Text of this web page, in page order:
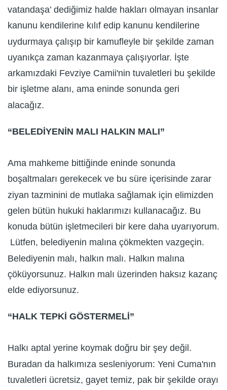
vatandaşa’ dediğimiz halde hakları olmayan insanlar
kanunu kendilerine kılıf edip kanunu kendilerine
uydurmaya çalışıp bir kamufleyle bir şekilde zaman
uyanıkça zaman kazanmaya çalışıyorlar. İşte
arkamızdaki Fevziye Camii'nin tuvaletleri bu şekilde
bir işletme alanı, ama eninde sonunda geri
alacağız.
“BELEDİYENİN MALI HALKIN MALI”
Ama mahkeme bittiğinde eninde sonunda
boşaltmaları gerekecek ve bu süre içerisinde zarar
ziyan tazminini de mutlaka sağlamak için elimizden
gelen bütün hukuki haklarımızı kullanacağız. Bu
konuda bütün işletmecileri bir kere daha uyarıyorum.
Lütfen, belediyenin malına çökmekten vazgeçin.
Belediyenin malı, halkın malı. Halkın malına
çöküyorsunuz. Halkın malı üzerinden haksız kazanç
elde ediyorsunuz.
“HALK TEPKİ GÖSTERMELİ”
Halkı aptal yerine koymak doğru bir şey değil.
Buradan da halkımıza sesleniyorum: Yeni Cuma'nın
tuvaletleri ücretsiz, gayet temiz, pak bir şekilde orayı